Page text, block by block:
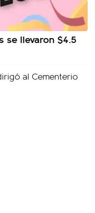
se llevaron $4.5